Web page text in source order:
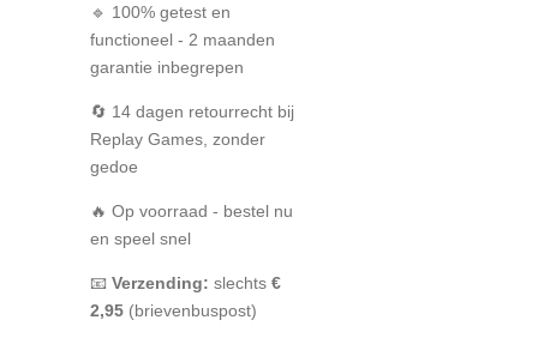
🔹 100% getest en
functioneel - 2 maanden
garantie inbegrepen
🔄 14 dagen retourrecht bij
Replay Games, zonder
gedoe
🔥 Op voorraad - bestel nu
en speel snel
📧 Verzending: slechts €
2,95 (brievenbuspost)